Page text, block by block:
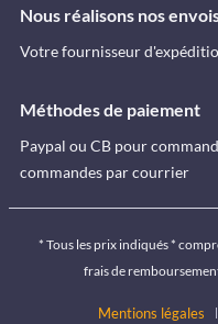
Nous réalisons nos
Votre fournisseur
Méthodes de paiement
Paypal ou CB pour
commandes par courrier
* Tous les prix indiqués *
frais de
Mentions légales